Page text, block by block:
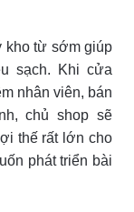
kho từ sớm giúp
sạch. Khi cửa
nhân viên, bán
chủ shop sẽ
thế rất lớn cho
phát triển bài